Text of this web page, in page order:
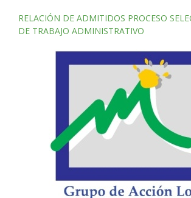
RELACIÓN DE ADMITIDOS PROCESO
DE TRABAJO ADMINISTRATIVO